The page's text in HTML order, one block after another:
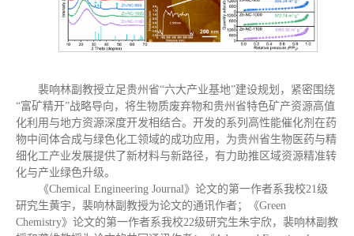
裴响林副教授立足贵州省“六大产业基地”建设规划，紧密围绕
“富矿精开”战略导向，将生物质废弃物和贵州省特色矿产资源高值
化利用与地方资源深度开发相结合。开发的系列高性能催化剂在药
物中间体合成与绿色化工领域的成功应用，为贵州省生物医药与精
细化工产业发展提供了新材料与新路径，有力助推区域资源精准转
化与产业绿色升级。
《Chemical Engineering Journal》论文的第一作者系我校21级
研究生黄宇，裴响林副教授为论文的通讯作者；《Green
Chemistry》论文的第一作者系我校22级研究生朱宇欣，裴响林副教